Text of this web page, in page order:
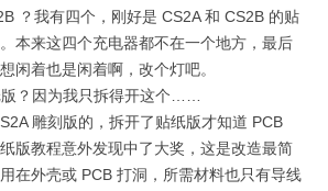
？我有四个，刚好是 CS2A 和 CS2B 的贴
本来这四个充电器都不在一个地方，最后
闲着也是闲着啊，改个灯吧。
？因为我只拆得开这个……
雕刻版的，拆开了贴纸版才知道 PCB
版教程意外发现中了大奖，这是改造最简
在外壳或 PCB 打洞，所需材料也只有导线